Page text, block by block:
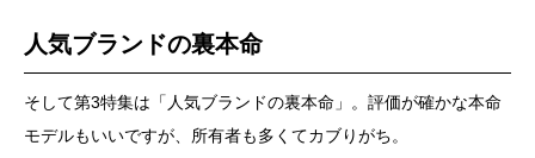
人気ブランドの裏本命
そして第3特集は「人気ブランドの裏本命」。評価が確かな本命
モデルもいいですが、所有者も多くてカブりがち。